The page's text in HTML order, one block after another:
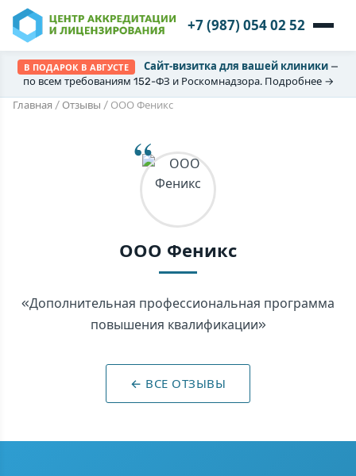
+7 (987) 054 02 52
В ПОДАРОК В АВГУСТЕ Сайт-визитка для вашей клиники —
по всем требованиям 152-ФЗ и Роскомнадзора. Подробнее →
Главная / Отзывы / ООО Феникс
ООО Феникс
«Дополнительная профессиональная программа
повышения квалификации»
← ВСЕ ОТЗЫВЫ